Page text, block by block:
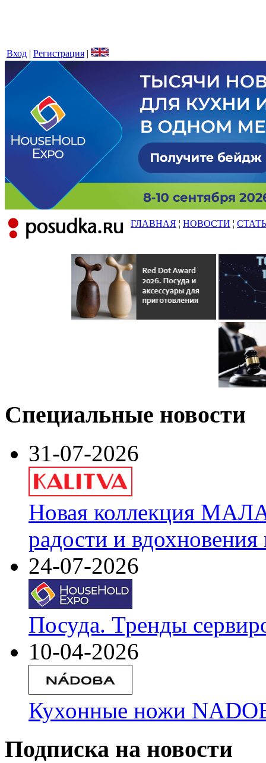
Вход | Регистрация |
ГЛАВНАЯ ¦ НОВОСТИ ¦
Специальные новости
31-07-2026
Новая коллекция
радости и
24-07-2026
Посуда. Тренды
10-04-2026
Кухонные ножи
Подписка на новости